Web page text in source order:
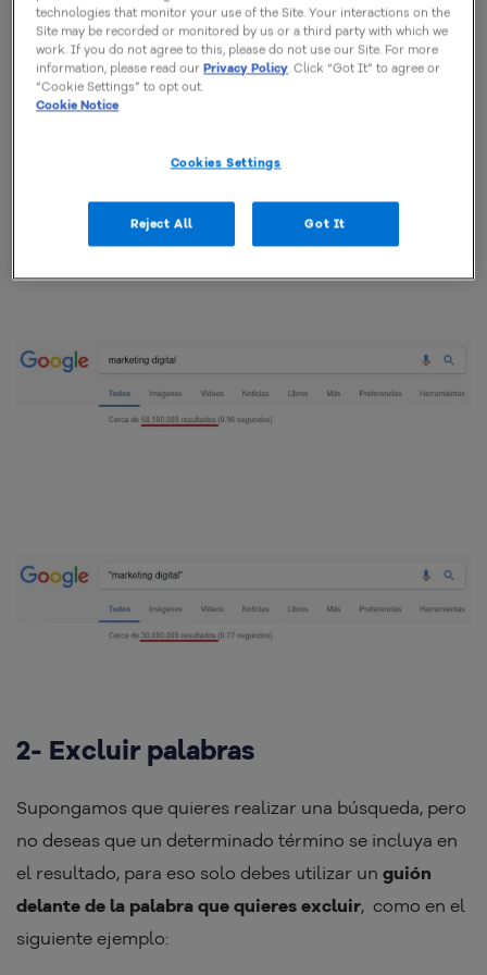
Utiliza comillas para encontrar exactamente lo que
quieres. De esta forma, Google mostrará resultados
con las palabras exactas y en el mismo orden en que
puedes excluir resultados útiles también.
los ejemplos a continuación:
2- Excluir palabras
Supongamos que quieres realizar una búsqueda, pero
no deseas que un determinado término se incluya en
el resultado, para eso solo debes utilizar un guión
delante de la palabra que quieres excluir, como en el
siguiente ejemplo:
technologies that monitor your use of the Site. Your interactions on the
Site may be recorded or monitored by us or a third party with which we
work. If you do not agree to this, please do not use our Site. For more
information, please read ourPrivacy Policy. Click “Got It” to agree or
“Cookie Settings” to opt out.
Cookie Notice
Cookies Settings
Reject All Got It